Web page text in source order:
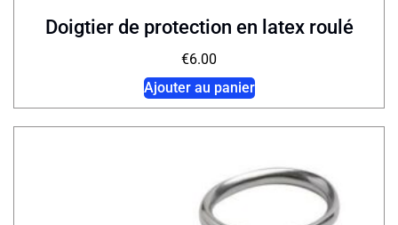
Doigtier de protection en latex roulé
€6.00
Ajouter au panier